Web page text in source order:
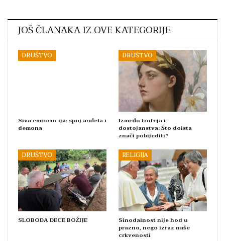
JOŠ ČLANAKA IZ OVE KATEGORIJE
DRUŠTVO
Siva eminencija: spoj anđela i
demona
DRUŠTVO
Između trofeja i
dostojanstva: Što doista
znači pobijediti?
DRUŠTVO
SLOBODA DECE BOŽIJE
RELIGIJA
Sinodalnost nije hod u
prazno, nego izraz naše
crkvenosti